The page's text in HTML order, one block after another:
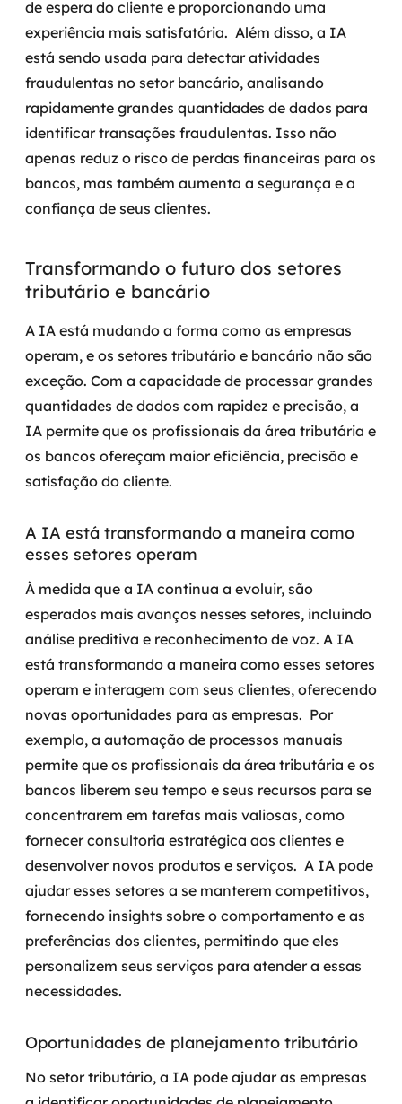
de espera do cliente e proporcionando uma
experiência mais satisfatória. Além disso, a IA
está sendo usada para detectar atividades
fraudulentas no setor bancário, analisando
rapidamente grandes quantidades de dados para
identificar transações fraudulentas. Isso não
apenas reduz o risco de perdas financeiras para os
bancos, mas também aumenta a segurança e a
confiança de seus clientes.
Transformando o futuro dos setores
tributário e bancário
A IA está mudando a forma como as empresas
operam, e os setores tributário e bancário não são
exceção. Com a capacidade de processar grandes
quantidades de dados com rapidez e precisão, a
IA permite que os profissionais da área tributária e
os bancos ofereçam maior eficiência, precisão e
satisfação do cliente.
A IA está transformando a maneira como
esses setores operam
À medida que a IA continua a evoluir, são
esperados mais avanços nesses setores, incluindo
análise preditiva e reconhecimento de voz. A IA
está transformando a maneira como esses setores
operam e interagem com seus clientes, oferecendo
novas oportunidades para as empresas. Por
exemplo, a automação de processos manuais
permite que os profissionais da área tributária e os
bancos liberem seu tempo e seus recursos para se
concentrarem em tarefas mais valiosas, como
fornecer consultoria estratégica aos clientes e
desenvolver novos produtos e serviços. A IA pode
ajudar esses setores a se manterem competitivos,
fornecendo insights sobre o comportamento e as
preferências dos clientes, permitindo que eles
personalizem seus serviços para atender a essas
necessidades.
Oportunidades de planejamento tributário
No setor tributário, a IA pode ajudar as empresas